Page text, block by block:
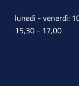
lunedì - venerdì:
15,30 - 17,00